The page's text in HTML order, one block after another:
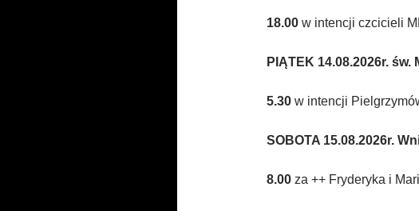
18.00w intencji czcicieli
PIĄTEK 14.08.2026r.
5.30w intencji
SOBOTA 15.08.2026r.
8.00 za ++ Fryderyka i